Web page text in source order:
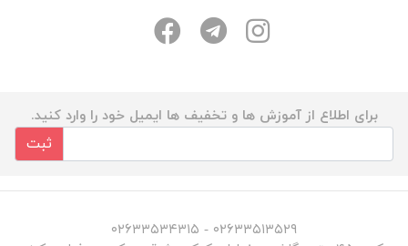
برای اطلاع از آموزش ها و تخفیف ها ایمیل خود را وارد کنید.
ثبت
۰۲۶۳۳۵۱۳۵۲۹ - ۰۲۶۳۳۵۳۴۳۱۵